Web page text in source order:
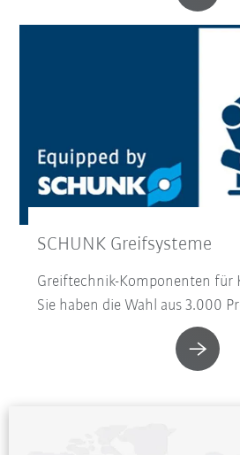
SCHUNK Greifsysteme
Greiftechnik-Komponenten für
Sie haben die Wahl aus 3.000